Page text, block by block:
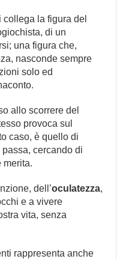
la figura del
di un
una figura che,
nasconde sempre
solo ed
allo scorrere del
provoca sul
caso, è quello di
cercando di
merita.
dell’oculatezza,
e a vivere
vita, senza
rappresenta anche